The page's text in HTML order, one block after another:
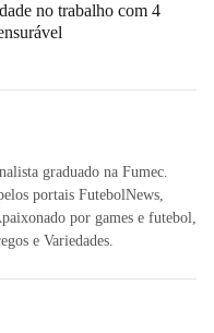
no trabalho com 4
graduado na Fumec.
portais FutebolNews,
por games e futebol,
e Variedades.